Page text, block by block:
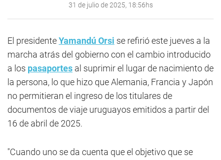
31 de julio de 2025, 18:56hs
El presidenteYamandú Orsi se refirió este jueves a la
marcha atrás del gobierno con el cambio introducido
a los pasaportes al suprimir el lugar de nacimiento de
la persona, lo que hizo que Alemania, Francia y Japón
no permitieran el ingreso de los titulares de
documentos de viaje uruguayos emitidos a partir del
16 de abril de 2025.
"Cuando uno se da cuenta que el objetivo que se